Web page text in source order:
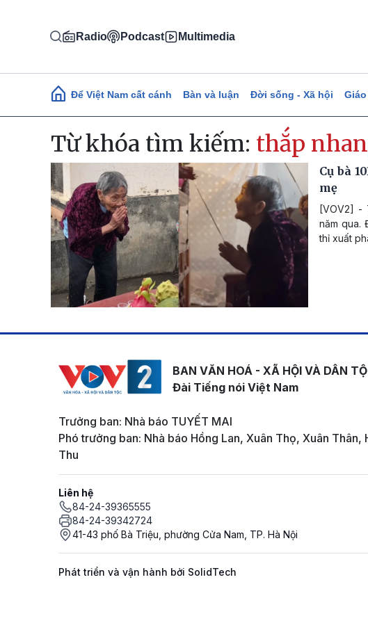
Radio Podcast Multimedia
Main navigation
Để Việt Nam cất cánh Bàn và luận Đời sống - Xã hội
Từ khóa tìm kiếm: thắp
Cụ bà
mẹ
[VOV2] -
năm qua.
thỉ xuất
BAN VĂN HOÁ - XÃ HỘI VÀ DÂN
Đài Tiếng nói Việt Nam
Trưởng ban: Nhà báo TUYẾT MAI
Phó trưởng ban: Nhà báo Hồng Lan, Xuân Thọ, Xuân Thân,
Thu
Liên hệ
84-24-39365555
84-24-39342724
41-43 phố Bà Triệu, phường Cửa Nam, TP. Hà Nội
Phát triển và vận hành bởi SolidTech